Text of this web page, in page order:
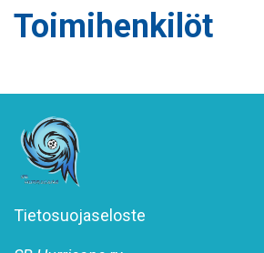
Toimihenkilöt
Tietosuojaseloste